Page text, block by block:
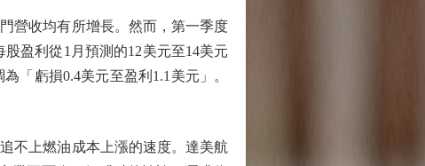
營收均有所增長。然而，第一季度
盈利從1月預測的12美元至14美元
「虧損0.4美元至盈利1.1美元」。
不上燃油成本上漲的速度。達美航